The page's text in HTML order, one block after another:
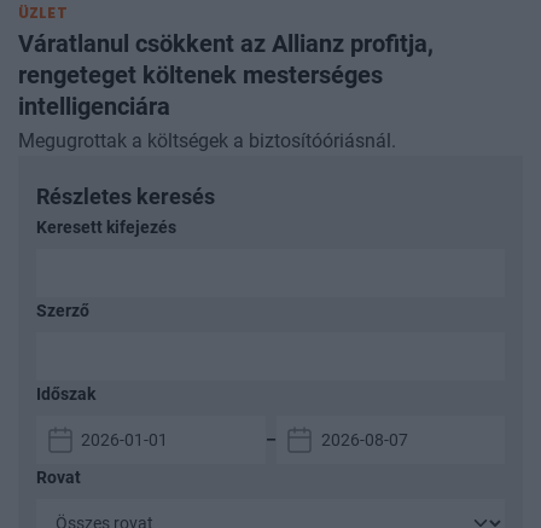
ÜZLET
Váratlanul csökkent az Allianz profitja,
rengeteget költenek mesterséges
intelligenciára
Megugrottak a költségek a biztosítóóriásnál.
Részletes keresés
Keresett kifejezés
Szerző
Időszak
–
Rovat